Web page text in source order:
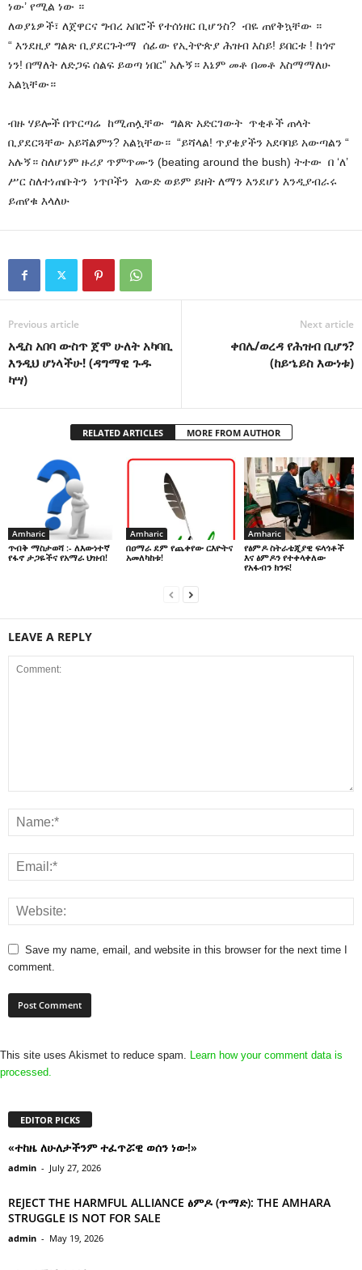
ነው’ የሚል ነው ።
ለወያኔዎች፣ ለጀዋርና ግብረ አበሮች የተሰነዘር ቢሆንስ? ብዬ ጠየቅኳቸው ።
“ እንደዚያ ግልጽ ቢያደርጉትማ ሰፊው የኢትዮጵያ ሕዝብ እስይ! ይበርቱ ! ከጎኖ
ነን! በማለት ለድጋፍ ሰልፍ ይወጣ ነበር” አሉኝ። እኔም መቶ በመቶ እስማማለሁ
አልኳቸው።
ብዙ ሃይሎች በጥርጣሬ ከሚጠሏቸው ግልጽ አድርገውት ጥቂቶች ጠላት
ቢያደርጓቸው አይሻልምን? አልኳቸው። “ይሻላል! ጥያቄያችን አደባባይ አውጣልን “
አሉኝ። ስለሆነም ዙሪያ ጥምጥሙን (beating around the bush) ትተው በ ‘ለ’
ሥር ስለተነጠቡትን ነጥቦችን አውድ ወይም ይዘት ለማን እንደሆነ እንዲያብራሩ
ይጠየቁ እላለሁ
Previous article
አዲስ አበባ ውስጥ ጀሞ ሁለት አካባቢ
እንዲህ ሆነላችሁ! (ዳግማዊ ጉዱ
ካሣ)
Next article
ቀበሌ/ወረዳ የሕዝብ ቢሆን?
(ከይኄይስ እውነቱ)
RELATED ARTICLES MORE FROM AUTHOR
Amharic
ጥብቅ ማስታወሻ :- ለእውነተኛ
የፋኖ ታጋዬችና የአማራ ህዝብ!
Amharic
በዐማራ ደም የጨቀየው ርእዮትና
አመለካከቱ!
Amharic
የፅምዶ ስትራቴጂያዊ ፍላጎቶች
እና ፅምዶን የተቀላቀለው
የአፋብን ክንፍ!
LEAVE A REPLY
Save my name, email, and website in this browser for the next time I
comment.
This site uses Akismet to reduce spam. Learn how your comment data is
processed.
EDITOR PICKS
«ተከዜ ለሁለታችንም ተፈጥሯዊ ወሰን ነው!»
admin - July 27, 2026
REJECT THE HARMFUL ALLIANCE ፅምዶ (ጥማድ): THE AMHARA
STRUGGLE IS NOT FOR SALE
admin - May 19, 2026